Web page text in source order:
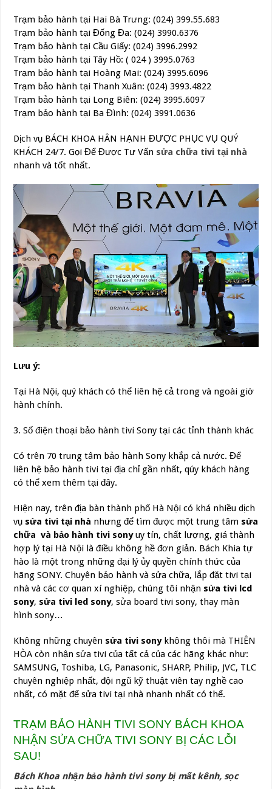
Trạm bảo hành tại Hai Bà Trưng: (024) 399.55.683
Trạm bảo hành tại Đống Đa: (024) 3990.6376
Trạm bảo hành tại Cầu Giấy: (024) 3996.2992
Trạm bảo hành tại Tây Hồ: ( 024 ) 3995.0763
Trạm bảo hành tại Hoàng Mai: (024) 3995.6096
Trạm bảo hành tại Thanh Xuân: (024) 3993.4822
Trạm bảo hành tại Long Biên: (024) 3995.6097
Trạm bảo hành tại Ba Đình: (024) 3991.0636
Dịch vụ BÁCH KHOA HÂN HẠNH ĐƯỢC PHỤC VỤ QUÝ
KHÁCH 24/7. Gọi Để Được Tư Vấn sửa chữa tivi tại nhà
nhanh và tốt nhất.
Lưu ý:
Tại Hà Nội, quý khách có thể liên hệ cả trong và ngoài giờ
hành chính.
3. Số điện thoại bảo hành tivi Sony tại các tỉnh thành khác
Có trên 70 trung tâm bảo hành Sony khắp cả nước. Để
liên hệ bảo hành tivi tại địa chỉ gần nhất, qúy khách hàng
có thể xem thêm tại đây.
Hiện nay, trên địa bàn thành phố Hà Nội có khá nhiều dịch
vụ sửa tivi tại nhà nhưng để tìm được một trung tâm sửa
chữa và bảo hành tivi sonyuy tín, chất lượng, giá thành
hợp lý tại Hà Nội là điều không hề đơn giản. Bách Khia tự
hào là một trong những đại lý ủy quyền chính thức của
hãng SONY. Chuyên bảo hành và sửa chữa, lắp đặt tivi tại
nhà và các cơ quan xí nghiệp, chúng tôi nhận sửa tivi lcd
sony, sửa tivi led sony, sửa board tivi sony, thay màn
hình sony…
Không những chuyên sửa tivi sonykhông thôi mà THIÊN
HÒA còn nhận sửa tivi của tất cả của các hãng khác như:
SAMSUNG, Toshiba, LG, Panasonic, SHARP, Philip, JVC, TLC
chuyên nghiệp nhất, đội ngũ kỹ thuật viên tay nghề cao
nhất, có mặt để sửa tivi tại nhà nhanh nhất có thể.
TRẠM BẢO HÀNH TIVI SONY BÁCH KHOA
NHẬN SỬA CHỮA TIVI SONY BỊ CÁC LỖI
SAU!
Bách Khoa nhận bảo hành tivi sony bị mất kênh, sọc